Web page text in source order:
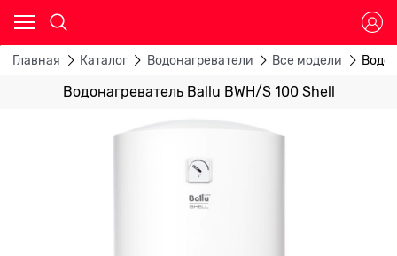
Главная Каталог Водонагреватели Все модели
Водонагреватель Ballu BWH/S 100 Shell